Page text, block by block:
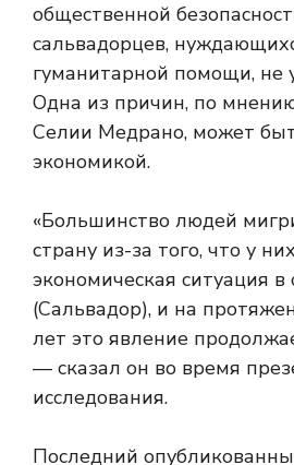
общественной
сальвадорцев,
гуманитарной помощи, не
Одна из причин, по
Селии Медрано, может
экономикой.
«Большинство людей
страну из-за того, что у
экономическая ситуация в
(Сальвадор), и на
лет это явление
— сказал он во время
исследования.
Последний